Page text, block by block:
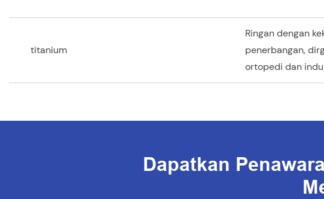
titanium
Ringan dengan
penerbangan,
ortopedi dan
Dapatkan